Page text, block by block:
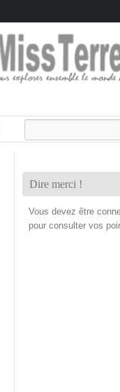
Dire merci !
Vous devez être
pour consulter vos